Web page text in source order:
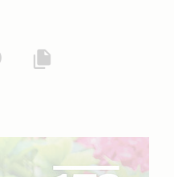
WhatsApp